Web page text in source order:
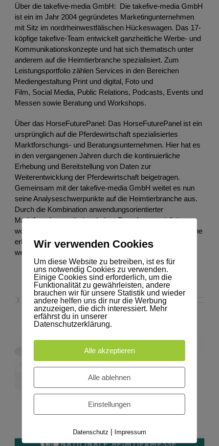
Über die takefive-media GmbH: Die takefive-media GmbH
ist ein im Jahr 2004 gegründetes Marketingunternehmen
mit Sitz im nordrheinwestfälischen Hückeswagen. Das 17-
köpfige takefive-Team entwickelt ganzheitliche Werbe- und
Kommunikationskonzepte und hat sich thematisch unter
anderem auf die Heimtierbranche spezialisiert. Zum
Leistungsportfolio zählen Services in den Bereichen
Mediengestaltung Print und digital, Foto und
Film, Social Media, Public Relations, Podcasts, Events und
Messen sowie Beratung und Workshops.
Über das HorseFuturePanel: Das HorseFuturePanel ist ein
ursprünglich auf die Pferdewirtschaft spezialisiertes
Marktforschungs- und Beratungsunternehmen. Hier hat es
in den vergangenen Jahren durch die kontinuierliche
Erhebung und Bereitstellung von Daten zur
Weiterentwicklung der Pferdewirtschaft beigetragen.
Gemeinsam mit der takefive-media GmbH weitet es nun
seine Analyseschwerpunkte auf die Heimtierbranche aus.
Durch die Kombination anwendungsorientierter
Marktforschung mit einer hohen Branchenspezialisierung
wollen die Partner wichtige Daten über die Heimtierbranche
erheben, um dazu beizutragen, diese nachhaltig
weiterzuentwickeln.
Fachforum Heimtier Digital vom 20. bis 26.11.2023
Wir verwenden Cookies
Um diese Website zu betreiben, ist es für
uns notwendig Cookies zu verwenden.
Einige Cookies sind erforderlich, um die
Funktionalität zu gewährleisten, andere
brauchen wir für unsere Statistik und wieder
andere helfen uns dir nur die Werbung
anzuzeigen, die dich interessiert. Mehr
erfährst du in unserer
Datenschutzerklärung.
Alle akzeptieren
Alle ablehnen
Einstellungen
Datenschutz | Impressum